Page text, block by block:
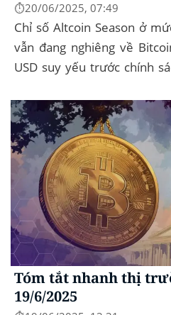
⏱️20/06/2025, 07:49
Chỉ số Altcoin Season ở
vẫn đang nghiêng về
USD suy yếu trước chính
Tóm tắt nhanh thị
19/6/2025